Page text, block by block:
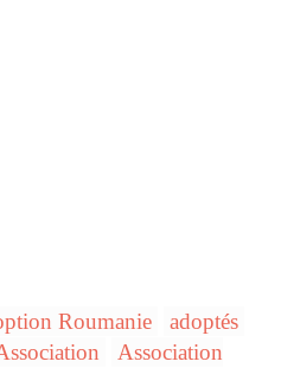
Roumanie
adoptés
Association